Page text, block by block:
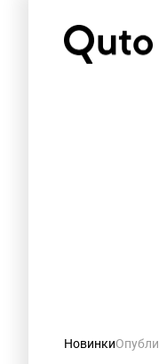
Новинки